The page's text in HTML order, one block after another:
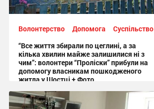
Волонтерство Допомога
Суспільство
“Все життя збирали по цеглині, а за
кілька хвилин майже залишилися ні з
чим”: волонтери “Проліски” прибули на
допомогу власникам пошкодженого
житла у Шостці + Фото
09:54 вчора